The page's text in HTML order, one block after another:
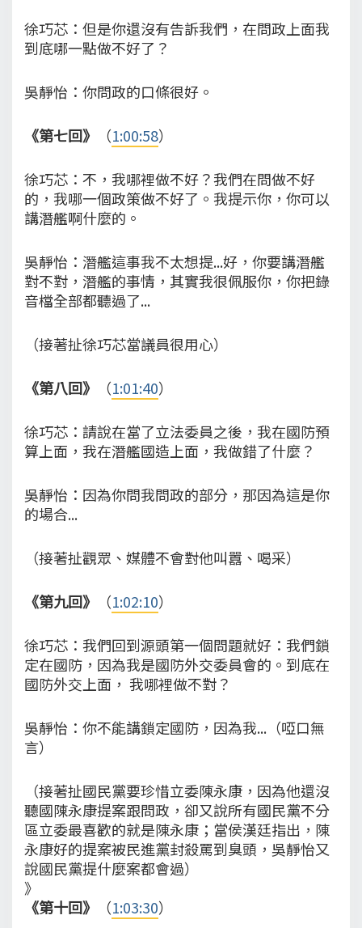
徐巧芯：但是你還沒有告訴我們，在問政上面我
到底哪一點做不好了？
吳靜怡：你問政的口條很好。
《第七回》 （1:00:58）
徐巧芯：不，我哪裡做不好？我們在問做不好
的，我哪一個政策做不好了。我提示你，你可以
講潛艦啊什麼的。
吳靜怡：潛艦這事我不太想提...好，你要講潛艦
對不對，潛艦的事情，其實我很佩服你，你把錄
音檔全部都聽過了...
（接著扯徐巧芯當議員很用心）
《第八回》 （1:01:40）
徐巧芯：請說在當了立法委員之後，我在國防預
算上面，我在潛艦國造上面，我做錯了什麼？
吳靜怡：因為你問我問政的部分，那因為這是你
的場合...
（接著扯觀眾、媒體不會對他叫囂、喝采）
《第九回》 （1:02:10）
徐巧芯：我們回到源頭第一個問題就好：我們鎖
定在國防，因為我是國防外交委員會的。到底在
國防外交上面， 我哪裡做不對？
吳靜怡：你不能講鎖定國防，因為我...（啞口無
言）
（接著扯國民黨要珍惜立委陳永康，因為他還沒
聽國陳永康提案跟問政，卻又說所有國民黨不分
區立委最喜歡的就是陳永康；當侯漢廷指出，陳
永康好的提案被民進黨封殺罵到臭頭，吳靜怡又
說國民黨提什麼案都會過）
》
《第十回》
（1:03:30）